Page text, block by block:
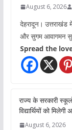
August 6, 2026
देहरादून। उत्तराखंड
और सुगम आवागमन
Spread the
राज्य के सरकारी
विद्यार्थियों को
August 6, 2026